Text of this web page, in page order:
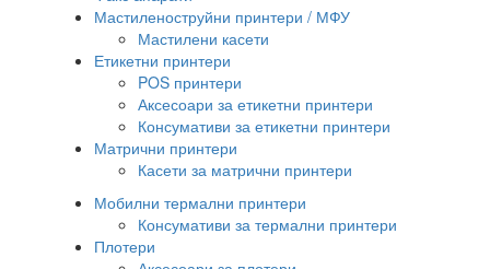
Мастиленоструйни принтери / МФУ
Мастилени касети
Етикетни принтери
POS принтери
Аксесоари за етикетни принтери
Консумативи за етикетни принтери
Матрични принтери
Касети за матрични принтери
Мобилни термални принтери
Консумативи за термални принтери
Плотери